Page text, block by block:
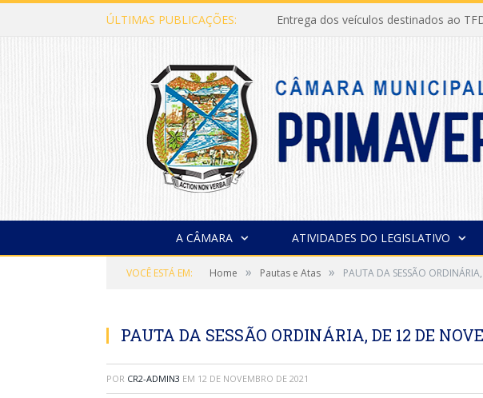
ÚLTIMAS PUBLICAÇÕES: Entrega dos veículos destinados ao
A CÂMARA ATIVIDADES DO LEGISLATIVO
VOCÊ ESTÁ EM: Home » Pautas e Atas » PAUTA DA SESSÃO
PAUTA DA SESSÃO ORDINÁRIA, DE 12 DE
POR CR2-ADMIN3 EM 12 DE NOVEMBRO DE 2021